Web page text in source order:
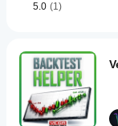
5.0 (1)